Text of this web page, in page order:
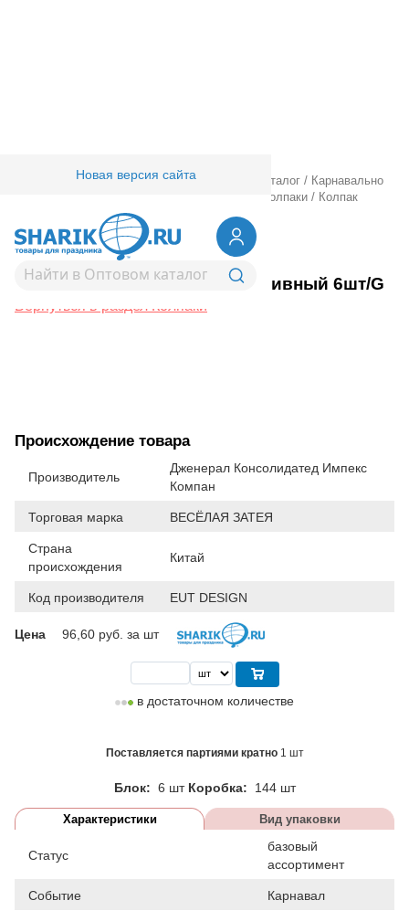
Новая версия сайта
Товары для праздника/ Оптовый каталог / Карнавально
Колпаки / Колпак
Единорог дивный 6шт/G
1501-6855Колпак Единорог дивный 6шт/G
Вернуться в раздел Колпаки
Происхождение товара
Производитель
Дженерал Консолидатед Импекс
Компан
Торговая марка ВЕСЁЛАЯ ЗАТЕЯ
Страна
происхождения
Китай
Код производителя EUT DESIGN
Цена 96,60 руб. за шт
в достаточном количестве
Поставляется партиями кратно 1 шт
Блок: 6 шт Коробка: 144 шт
Характеристики Вид упаковки
Статус
базовый
ассортимент
Событие Карнавал